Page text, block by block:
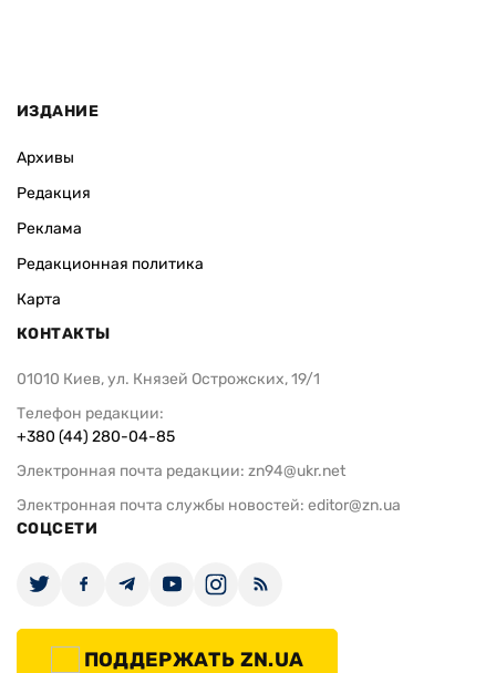
ИЗДАНИЕ
Архивы
Редакция
Реклама
Редакционная политика
Карта
КОНТАКТЫ
01010 Киев, ул. Князей Острожских, 19/1
Телефон редакции:
+380 (44) 280-04-85
Электронная почта редакции: zn94@ukr.net
Электронная почта службы новостей: editor@zn.ua
СОЦСЕТИ
ПОДДЕРЖАТЬ ZN.UA